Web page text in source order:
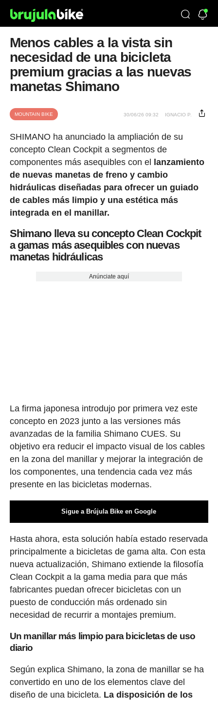
Menos cables a la vista sin
necesidad de una bicicleta
premium gracias a las nuevas
manetas Shimano
MOUNTAIN BIKE 30/06/26 09:32 IGNACIO P.
SHIMANO ha anunciado la ampliación de su
concepto Clean Cockpit a segmentos de
componentes más asequibles con el
lanzamiento
de nuevas manetas de freno y cambio
hidráulicas diseñadas para ofrecer un guiado
de cables más limpio y una estética más
integrada en el manillar.
Shimano lleva su concepto Clean Cockpit
a gamas más asequibles con nuevas
manetas hidráulicas
Anúnciate aquí
La firma japonesa introdujo por primera vez este
concepto en 2023 junto a las versiones más
avanzadas de la familia Shimano CUES. Su
objetivo era reducir el impacto visual de los cables
en la zona del manillar y mejorar la integración de
los componentes, una tendencia cada vez más
presente en las bicicletas modernas.
Sigue a Brújula Bike en Google
Hasta ahora, esta solución había estado reservada
principalmente a bicicletas de gama alta. Con esta
nueva actualización, Shimano extiende la filosofía
Clean Cockpit a la gama media para que más
fabricantes puedan ofrecer bicicletas con un
puesto de conducción más ordenado sin
necesidad de recurrir a montajes premium.
Un manillar más limpio para bicicletas de uso
diario
Según explica Shimano, la zona de manillar se ha
convertido en uno de los elementos clave del
diseño de una bicicleta. La disposición de los